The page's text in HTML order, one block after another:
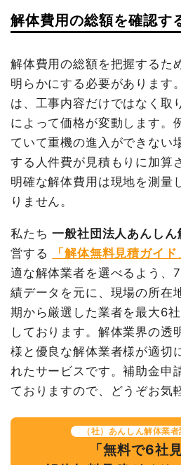
建物の種類/構造 内装解
建物解体費用 29万
品名 数量
内装解体店舗11坪1階建て
11坪
養生費
家具・家電処分
1式
浄化槽・便槽撤去
1台
諸経費
値引き
小計
消費税
合計金額
解体費用の総額を確認す
解体費用の総額を把握するた
明らかにする必要があります
は、工事内容だけではなく取
によって価格が変動します。
ていて重機の進入ができない
する人件費が見積もりに加算
明確な解体費用は現地を測量
りません。
私たち一般社団法人あんし
営する
「解体無料見積ガイド
適な解体業者を選べるよう、
績データを元に、現場の所在
期から厳選した業者を最大6
しております。解体業界の透
様と優良な解体業者様が適切
れたサービスです。補助金申
ておりますので、どうぞお気
（社）あんしん解体業
「無料で6社